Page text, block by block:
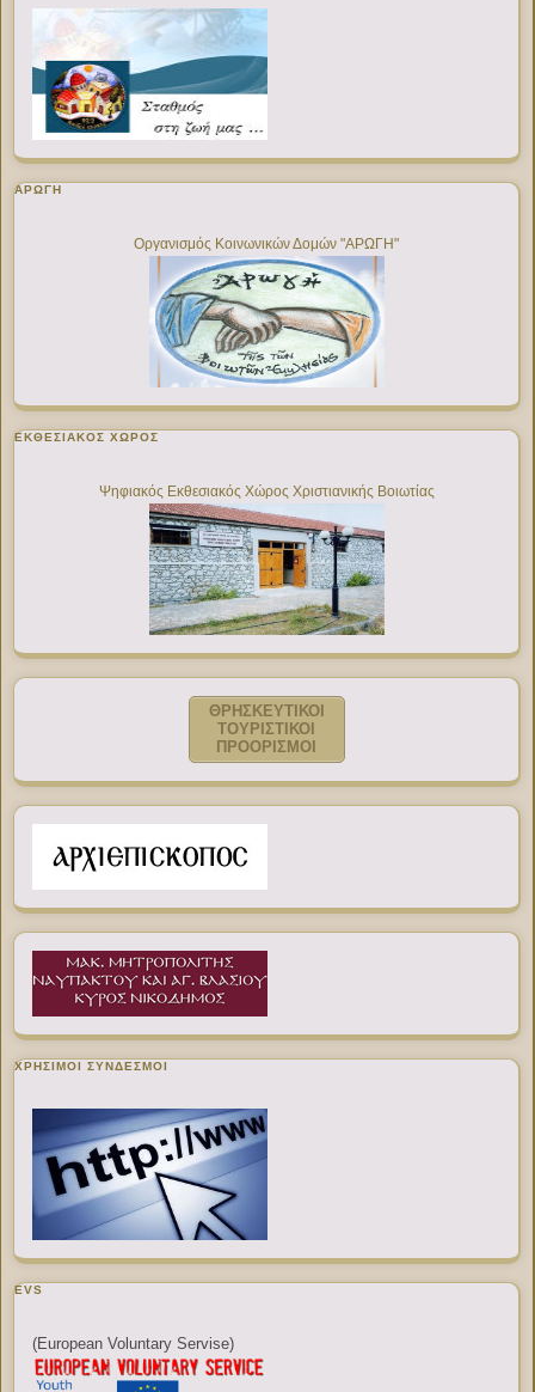
ΑΡΩΓΗ
Οργανισμός Κοινωνικών Δομών "ΑΡΩΓΗ"
ΕΚΘΕΣΙΑΚΌΣ ΧΏΡΟΣ
Ψηφιακός Εκθεσιακός Χώρος Χριστιανικής Βοιωτίας
ΘΡΗΣΚΕΥΤΙΚΟΙ
ΤΟΥΡΙΣΤΙΚΟΙ
ΠΡΟΟΡΙΣΜΟΙ
ΧΡΉΣΙΜΟΙ ΣΎΝΔΕΣΜΟΙ
EVS
(European Voluntary Servise)